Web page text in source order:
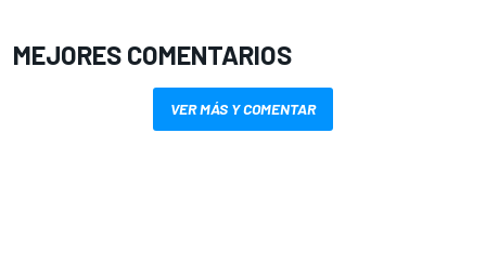
MEJORES COMENTARIOS
VER MÁS Y COMENTAR